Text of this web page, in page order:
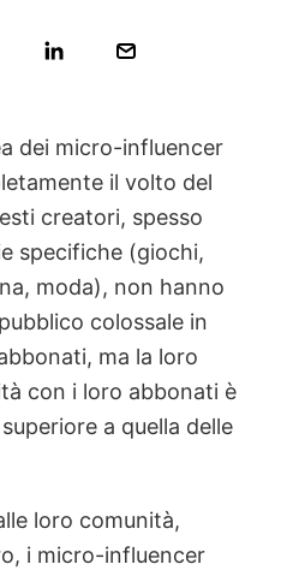
dei micro-influencer
il volto del
creatori, spesso
specifiche (giochi,
moda), non hanno
colossale in
ma la loro
con i loro abbonati è
a quella delle
loro comunità,
i micro-influencer